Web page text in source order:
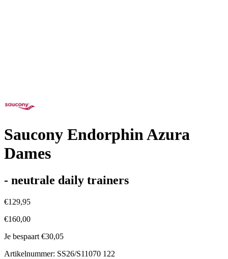
Saucony Endorphin Azura
Dames
- neutrale daily trainers
€129,95
€160,00
Je bespaart €30,05
Artikelnummer: SS26/S11070 122